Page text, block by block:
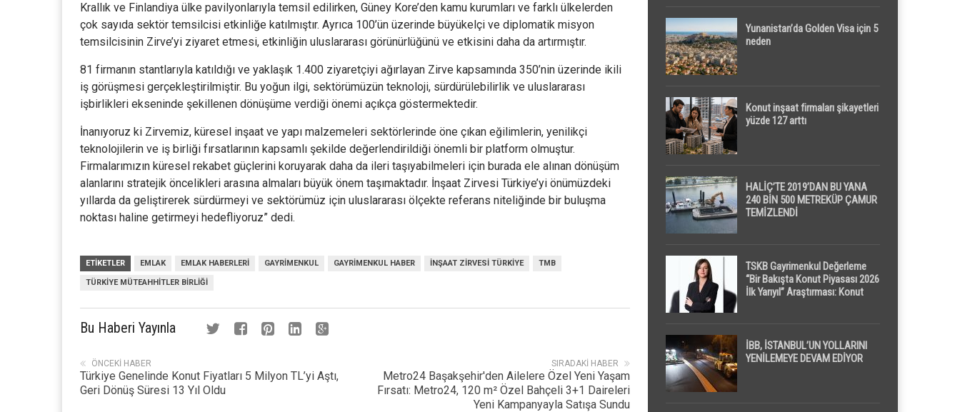
Krallık ve Finlandiya ülke pavilyonlarıyla temsil edilirken, Güney Kore’den kamu kurumları ve farklı ülkelerden
çok sayıda sektör temsilcisi etkinliğe katılmıştır. Ayrıca 100’ün üzerinde büyükelçi ve diplomatik misyon
temsilcisinin Zirve’yi ziyaret etmesi, etkinliğin uluslararası görünürlüğünü ve etkisini daha da artırmıştır.
81 firmanın stantlarıyla katıldığı ve yaklaşık 1.400 ziyaretçiyi ağırlayan Zirve kapsamında 350’nin üzerinde ikili
iş görüşmesi gerçekleştirilmiştir. Bu yoğun ilgi, sektörümüzün teknoloji, sürdürülebilirlik ve uluslararası
işbirlikleri ekseninde şekillenen dönüşüme verdiği önemi açıkça göstermektedir.
İnanıyoruz ki Zirvemiz, küresel inşaat ve yapı malzemeleri sektörlerinde öne çıkan eğilimlerin, yenilikçi
teknolojilerin ve iş birliği fırsatlarının kapsamlı şekilde değerlendirildiği önemli bir platform olmuştur.
Firmalarımızın küresel rekabet güçlerini koruyarak daha da ileri taşıyabilmeleri için burada ele alınan dönüşüm
alanlarını stratejik öncelikleri arasına almaları büyük önem taşımaktadır. İnşaat Zirvesi Türkiye’yi önümüzdeki
yıllarda da geliştirerek sürdürmeyi ve sektörümüz için uluslararası ölçekte referans niteliğinde bir buluşma
noktası haline getirmeyi hedefliyoruz” dedi.
ETIKETLER EMLAK EMLAK HABERLERI GAYRIMENKUL GAYRIMENKUL HABER İNŞAAT ZIRVESI TÜRKIYE TMB
TÜRKIYE MÜTEAHHITLER BIRLIĞI
Bu Haberi Yayınla
SIRADAKI HABER
Metro24 Başakşehir'den Ailelere Özel Yeni Yaşam
Fırsatı: Metro24, 120 m² Özel Bahçeli 3+1 Daireleri
Yeni Kampanyayla Satışa Sundu
ÖNCEKI HABER
Türkiye Genelinde Konut Fiyatları 5 Milyon TL’yi Aştı,
Geri Dönüş Süresi 13 Yıl Oldu
Yunanistan’da Golden Visa için 5
neden
Konut inşaat firmaları şikayetleri
yüzde 127 arttı
HALİÇ’TE 2019’DAN BU YANA
240 BİN 500 METREKÜP ÇAMUR
TEMİZLENDİ
TSKB Gayrimenkul Değerleme
“Bir Bakışta Konut Piyasası 2026
İlk Yarıyıl” Araştırması: Konut
Dikkat Çekti
İBB, İSTANBUL’UN YOLLARINI
YENİLEMEYE DEVAM EDİYOR